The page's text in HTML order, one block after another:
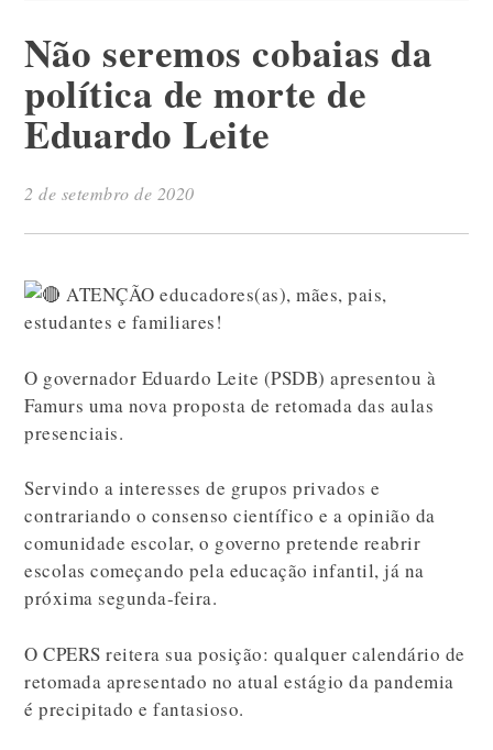
Não seremos cobaias da
política de morte de
Eduardo Leite
2 de setembro de 2020
ATENÇÃO educadores(as), mães, pais,
estudantes e familiares!
O governador Eduardo Leite (PSDB) apresentou à
Famurs uma nova proposta de retomada das aulas
presenciais.
Servindo a interesses de grupos privados e
contrariando o consenso científico e a opinião da
comunidade escolar, o governo pretende reabrir
escolas começando pela educação infantil, já na
próxima segunda-feira.
O CPERS reitera sua posição: qualquer calendário de
retomada apresentado no atual estágio da pandemia
é precipitado e fantasioso.